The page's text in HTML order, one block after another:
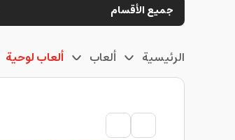
جميع الأقسام
الرئيسية ألعاب ألعاب لوحية